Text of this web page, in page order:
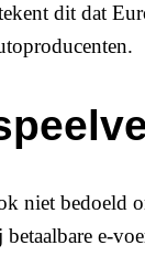
dit dat
niet bedoeld
e-